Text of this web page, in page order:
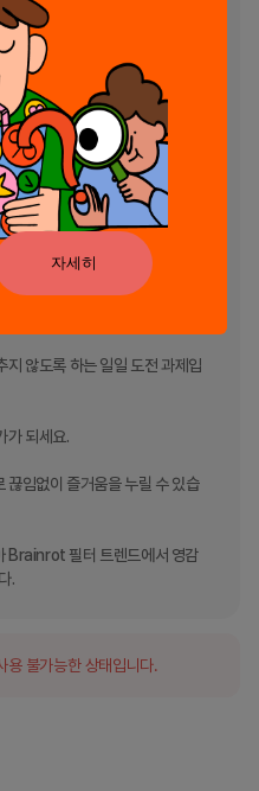
자세히
레이해야 할까요?
지 않도록 하는 일일 도전 과제입
가 되세요.
끊임없이 즐거움을 누릴 수 있습
Brainrot 필터 트렌드에서 영감
.
용 불가능한 상태입니다.